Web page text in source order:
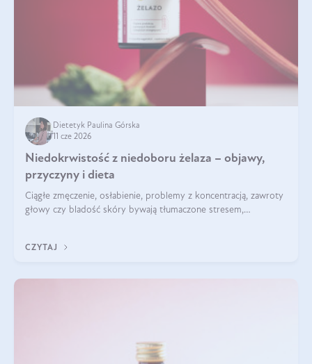
Dietetyk Paulina Górska
11 cze 2026
Niedokrwistość z niedoboru żelaza – objawy,
przyczyny i dieta
Ciągłe zmęczenie, osłabienie, problemy z koncentracją, zawroty
głowy czy bladość skóry bywają tłumaczone stresem,
CZYTAJ